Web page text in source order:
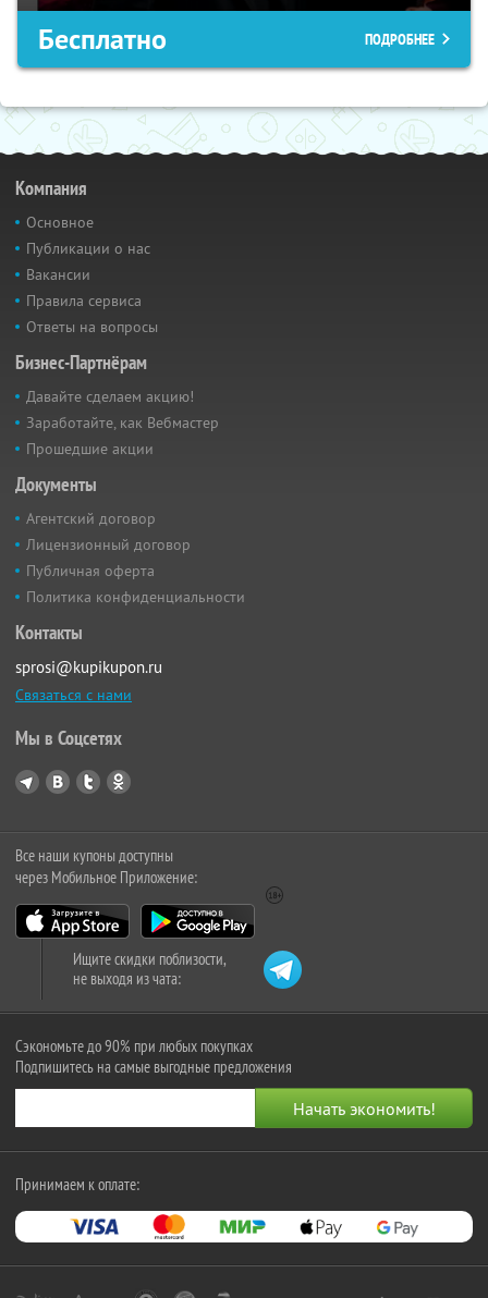
Бесплатно ПОДРОБНЕЕ
Компания
Основное
Публикации о нас
Вакансии
Правила сервиса
Ответы на вопросы
Бизнес-Партнёрам
Давайте сделаем акцию!
Заработайте, как Вебмастер
Прошедшие акции
Документы
Агентский договор
Лицензионный договор
Публичная оферта
Политика конфиденциальности
Контакты
sprosi@kupikupon.ru
Связаться с нами
Мы в Соцсетях
Все наши купоны доступны
через Мобильное Приложение:
Ищите скидки поблизости,
не выходя из чата:
Сэкономьте до 90% при любых покупках
Подпишитесь на самые выгодные предложения
Принимаем к оплате: